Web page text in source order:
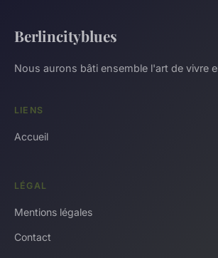
Berlincityblues
Nous aurons bâti ensemble l'art de vivre
LIENS
Accueil
LÉGAL
Mentions légales
Contact